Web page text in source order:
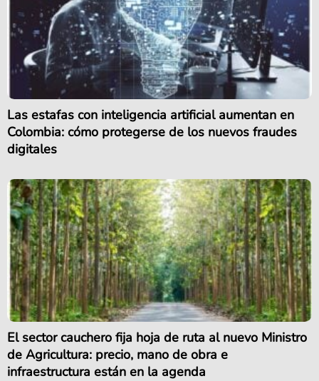
Las estafas con inteligencia artificial aumentan en
Colombia: cómo protegerse de los nuevos fraudes
digitales
El sector cauchero fija hoja de ruta al nuevo Ministro
de Agricultura: precio, mano de obra e
infraestructura están en la agenda